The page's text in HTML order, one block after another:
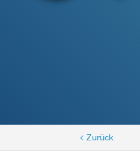
< Zurück